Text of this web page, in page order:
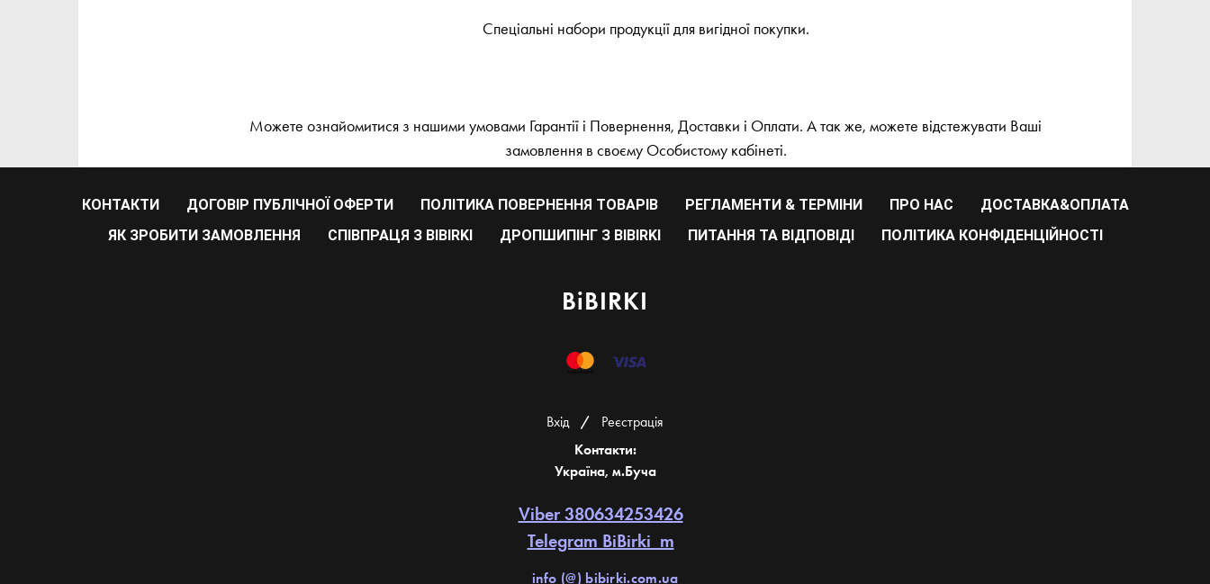
Спеціальні набори продукції для вигідної покупки.
Можете ознайомитися з нашими умовами Гарантії і Повернення, Доставки і Оплати. А так же, можете відстежувати Ваші
замовлення в своєму Особистому кабінеті.
КОНТАКТИ ДОГОВІР ПУБЛІЧНОЇ ОФЕРТИ ПОЛІТИКА ПОВЕРНЕННЯ ТОВАРІВ РЕГЛАМЕНТИ & ТЕРМІНИ ПРО НАС
ДОСТАВКА&ОПЛАТА
ЯК ЗРОБИТИ ЗАМОВЛЕННЯ
СПІВПРАЦЯ З BIBIRKI ДРОПШИПІНГ З BIBIRKI ПИТАННЯ ТА ВІДПОВІДІ ПОЛІТИКА КОНФІДЕНЦІЙНОСТІ
BiBIRKI
Вхiд /
Реєстрація
Контакти:
Україна, м.Буча
Viber 380634253426
Telegram BiBirki_m
info (@) bibirki.com.ua